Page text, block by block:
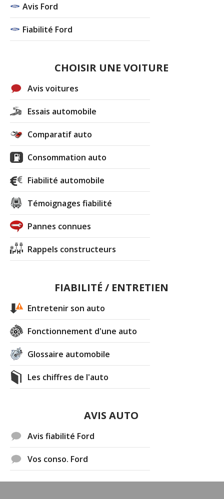
Avis Ford
Fiabilité Ford
CHOISIR UNE VOITURE
Avis voitures
Essais automobile
Comparatif auto
Consommation auto
Fiabilité automobile
Témoignages fiabilité
Pannes connues
Rappels constructeurs
FIABILITÉ / ENTRETIEN
Entretenir son auto
Fonctionnement d'une auto
Glossaire automobile
Les chiffres de l'auto
AVIS AUTO
Avis fiabilité Ford
Vos conso. Ford